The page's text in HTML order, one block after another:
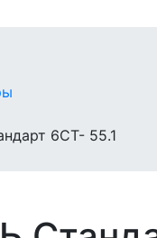
6СТ- 55.1